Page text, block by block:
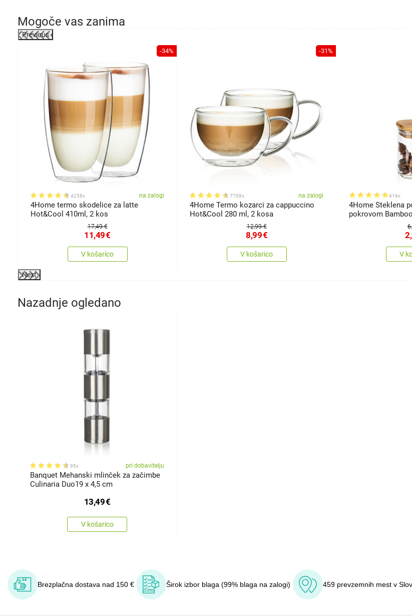
Mogoče vas zanima
Previous
-34%
4258x na zalogi
4Home termo skodelice za latte
Hot&Cool 410ml, 2 kos
17,49 €
11,49€
V košarico
-31%
7708x na zalogi
4Home Termo kozarci za cappuccino
Hot&Cool 280 ml, 2 kosa
12,99 €
8,99€
V košarico
416x
4Home Steklena
pokrovom
V
Next
Nazadnje ogledano
95x pri dobavitelju
Banquet Mehanski mlinček za začimbe
Culinaria Duo19 x 4,5 cm
13,49€
V košarico
Brezplačna dostava nad 150 € Širok izbor blaga (99% blaga na zalogi) 459 prevzemnih mest v